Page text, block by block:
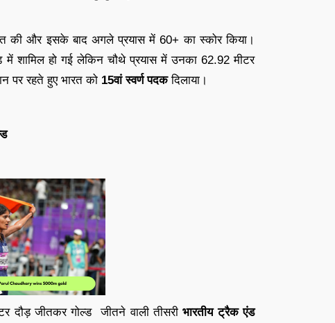
की और इसके बाद अगले प्रयास में 60+ का स्कोर किया।
शामिल हो गई लेकिन चौथे प्रयास में उनका 62.92 मीटर
पर रहते हुए भारत को 15वां स्वर्ण पदकदिलाया।
दौड़ जीतकर गोल्ड जीतने वाली तीसरीभारतीय ट्रैक एंड